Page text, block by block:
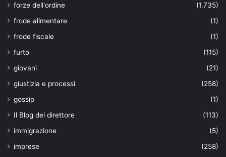
forze dell'ordine
(1.735)
frode alimentare
(1)
frode fiscale
(1)
furto
(115)
giovani
(21)
giustizia e processi
(258)
gossip
(1)
Il Blog del direttore
(113)
immigrazione
(5)
imprese
(258)